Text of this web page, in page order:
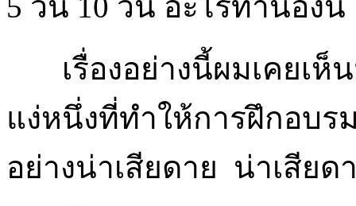
เรื่องอย่างนี้ผมเคยเห็
แง่หนึ่งที่ทำให้การฝึกอบ
อย่างน่าเสียดาย น่าเสียด